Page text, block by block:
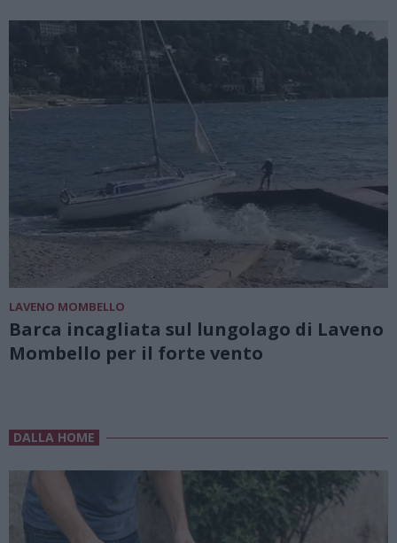
LAVENO MOMBELLO
Barca incagliata sul lungolago di Laveno
Mombello per il forte vento
DALLA HOME